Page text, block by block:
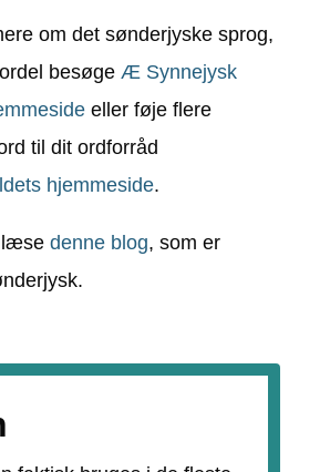
om det sønderjyske sprog,
besøge Æ Synnejysk
eller føje flere
til dit ordforråd
hjemmeside.
læse denne blog, som er